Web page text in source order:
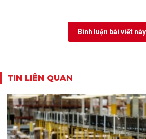
Bình luận bài viết này
TIN LIÊN QUAN